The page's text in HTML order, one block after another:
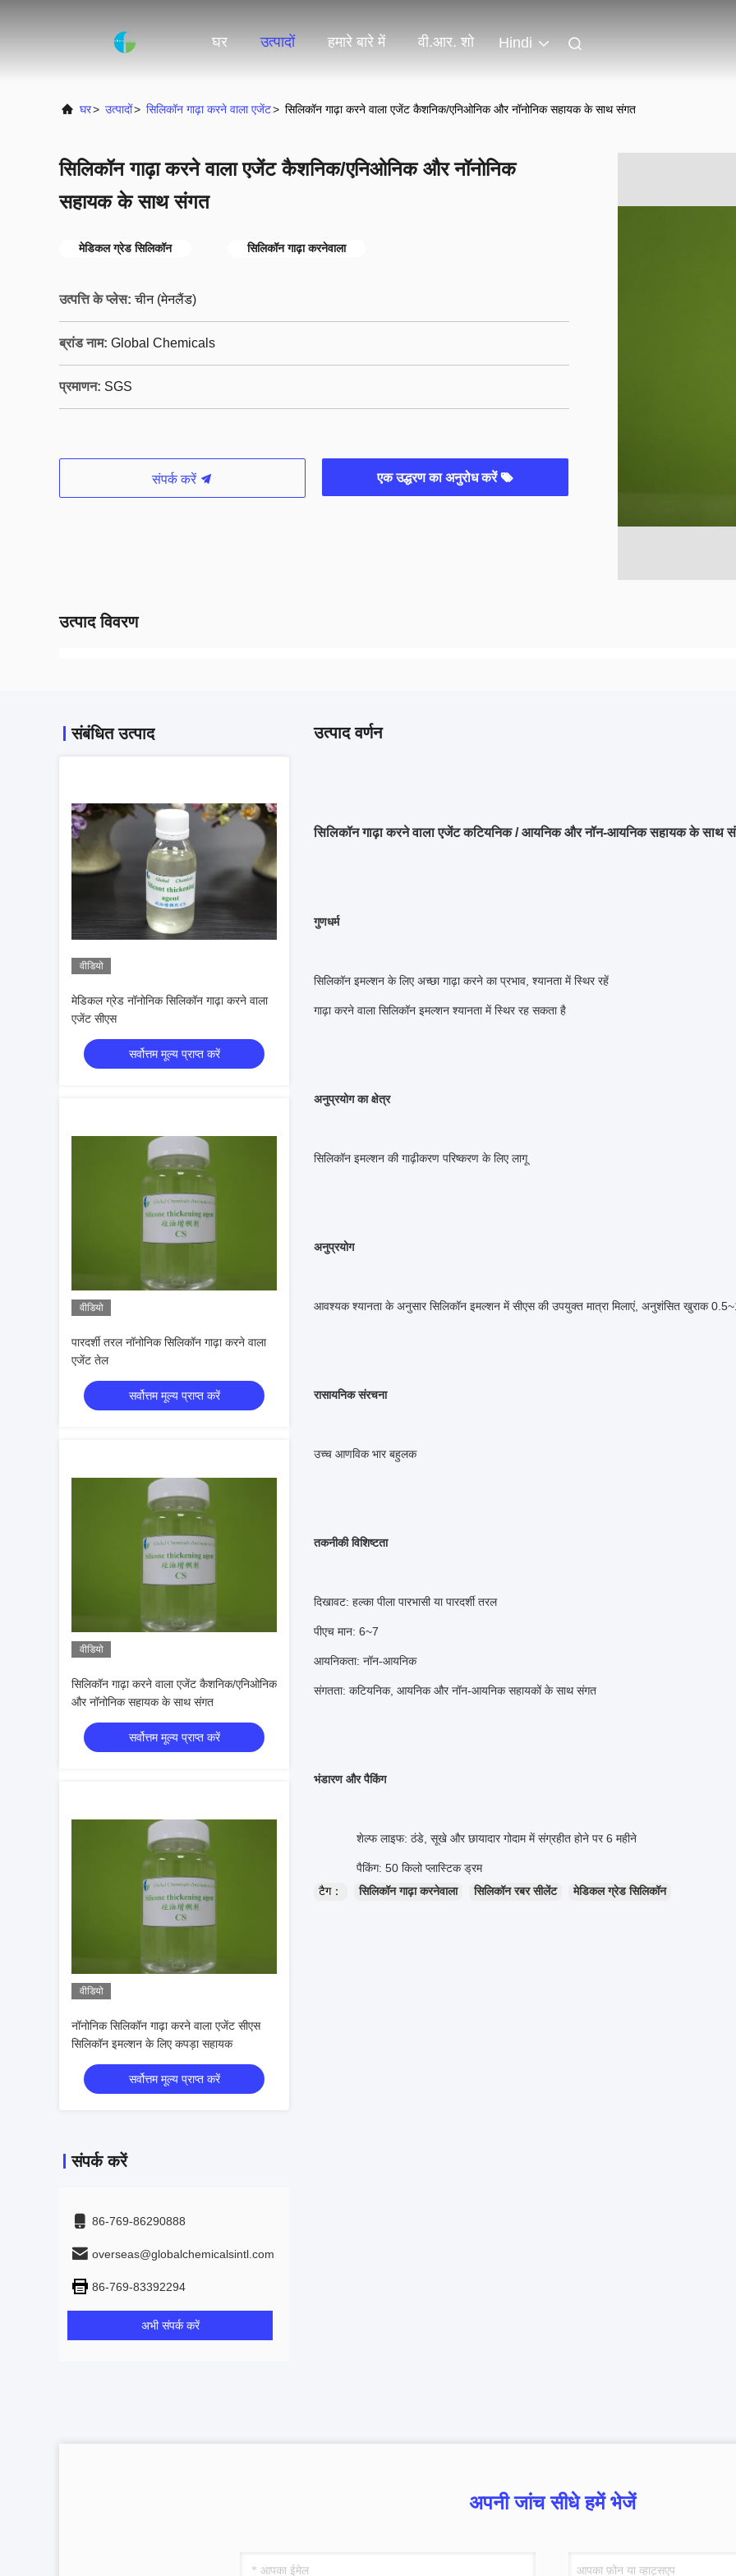
घर उत्पादों हमारे बारे में वी.आर. शो Hindi
घर> उत्पादों> सिलिकॉन गाढ़ा करने वाला एजेंट> सिलिकॉन गाढ़ा करने वाला एजेंट कैशनिक/एनिओनिक और नॉनोनिक सहायक के साथ संगत
सिलिकॉन गाढ़ा करने वाला एजेंट कैशनिक/एनिओनिक और नॉनोनिक
सहायक के साथ संगत
मेडिकल ग्रेड सिलिकॉन सिलिकॉन गाढ़ा करनेवाला
उत्पत्ति के प्लेस: चीन (मेनलैंड)
ब्रांड नाम: Global Chemicals
प्रमाणन: SGS
संपर्क करें एक उद्धरण का अनुरोध करें
उत्पाद विवरण
संबंधित उत्पाद
वीडियो
मेडिकल ग्रेड नॉनोनिक सिलिकॉन गाढ़ा करने वाला
एजेंट सीएस
सर्वोत्तम मूल्य प्राप्त करें
वीडियो
पारदर्शी तरल नॉनोनिक सिलिकॉन गाढ़ा करने वाला
एजेंट तेल
सर्वोत्तम मूल्य प्राप्त करें
वीडियो
सिलिकॉन गाढ़ा करने वाला एजेंट कैशनिक/एनिओनिक
और नॉनोनिक सहायक के साथ संगत
सर्वोत्तम मूल्य प्राप्त करें
वीडियो
नॉनोनिक सिलिकॉन गाढ़ा करने वाला एजेंट सीएस
सिलिकॉन इमल्शन के लिए कपड़ा सहायक
सर्वोत्तम मूल्य प्राप्त करें
संपर्क करें
86-769-86290888
overseas@globalchemicalsintl.com
86-769-83392294
अभी संपर्क करें
उत्पाद वर्णन
सिलिकॉन गाढ़ा करने वाला एजेंट कटियनिक / आयनिक और नॉन-आयनिक सहायक के साथ
गुणधर्म
सिलिकॉन इमल्शन के लिए अच्छा गाढ़ा करने का प्रभाव, श्यानता में स्थिर रहें
गाढ़ा करने वाला सिलिकॉन इमल्शन श्यानता में स्थिर रह सकता है
अनुप्रयोग का क्षेत्र
सिलिकॉन इमल्शन की गाढ़ीकरण परिष्करण के लिए लागू
अनुप्रयोग
आवश्यक श्यानता के अनुसार सिलिकॉन इमल्शन में सीएस की उपयुक्त मात्रा मिलाएं, अनुशंसित खुराक
रासायनिक संरचना
उच्च आणविक भार बहुलक
तकनीकी विशिष्टता
दिखावट: हल्का पीला पारभासी या पारदर्शी तरल
पीएच मान: 6~7
आयनिकता: नॉन-आयनिक
संगतता: कटियनिक, आयनिक और नॉन-आयनिक सहायकों के साथ संगत
भंडारण और पैकिंग
शेल्फ लाइफ: ठंडे, सूखे और छायादार गोदाम में संग्रहीत होने पर 6 महीने
पैकिंग: 50 किलो प्लास्टिक ड्रम
टैग：
सिलिकॉन गाढ़ा करनेवाला सिलिकॉन रबर सीलेंट मेडिकल ग्रेड सिलिकॉन
अपनी जांच सीधे हमें भेजें